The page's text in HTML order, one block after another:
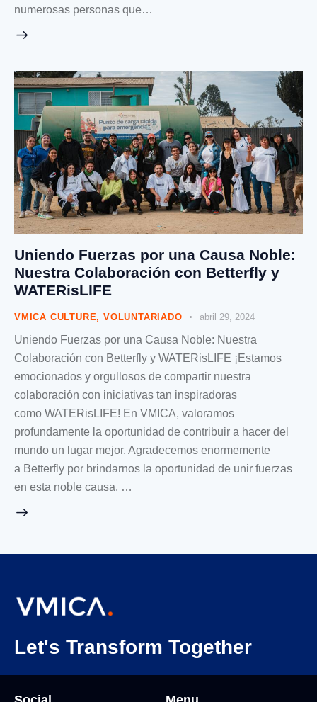
numerosas personas que…
Uniendo Fuerzas por una Causa Noble:
Nuestra Colaboración con Betterfly y
WATERisLIFE
VMICA CULTURE,VOLUNTARIADO abril 29, 2024
Uniendo Fuerzas por una Causa Noble: Nuestra
Colaboración con Betterfly y WATERisLIFE ¡Estamos
emocionados y orgullosos de compartir nuestra
colaboración con iniciativas tan inspiradoras
como WATERisLIFE! En VMICA, valoramos
profundamente la oportunidad de contribuir a hacer del
mundo un lugar mejor. Agradecemos enormemente
a Betterfly por brindarnos la oportunidad de unir fuerzas
en esta noble causa. …
Let's Transform Together